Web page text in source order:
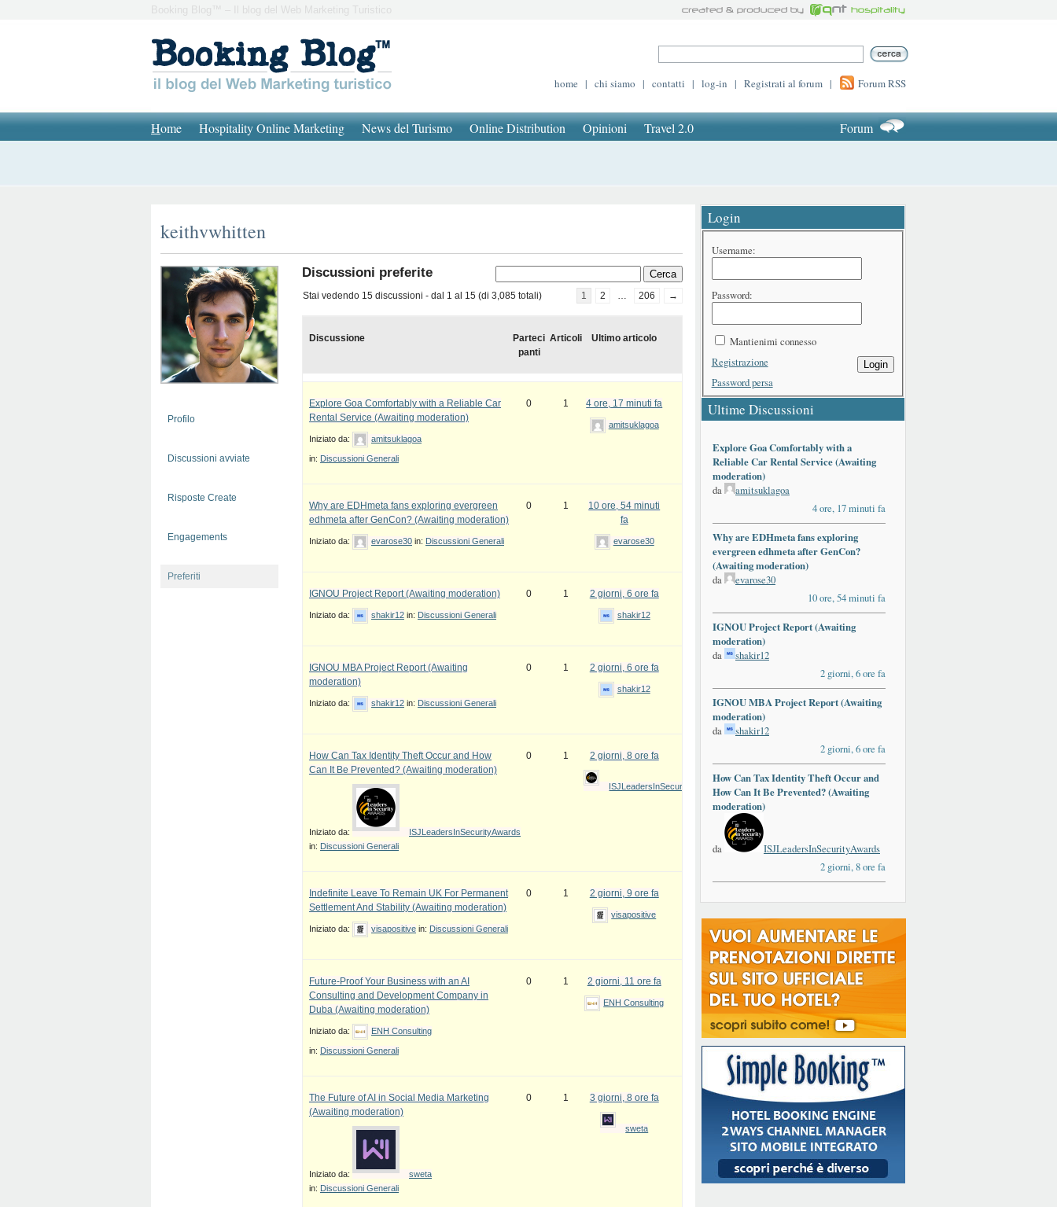
Booking Blog™ – Il blog del Web Marketing Turistico
home | chi siamo | contatti | log-in | Registrati al forum | Forum RSS
Home Hospitality Online Marketing News del Turismo Online Distribution Opinioni Travel 2.0 Forum
keithvwhitten
Profilo
Discussioni avviate
Risposte Create
Engagements
Preferiti
Discussioni preferite
Stai vedendo 15 discussioni - dal 1 al 15 (di 3,085 totali) 1 2 … 206 →
Discussione
Parteci
panti
Articoli Ultimo articolo
Explore Goa Comfortably with a Reliable Car
Rental Service (Awaiting moderation)
Iniziato da: amitsuklagoa
in: Discussioni Generali
0 1 4 ore, 17 minuti fa
amitsuklagoa
Why are EDHmeta fans exploring evergreen
edhmeta after GenCon? (Awaiting moderation)
Iniziato da: evarose30 in: Discussioni Generali
0 1
10 ore, 54 minuti
fa
evarose30
IGNOU Project Report (Awaiting moderation)
Iniziato da: shakir12 in: Discussioni Generali
0 1 2 giorni, 6 ore fa
shakir12
IGNOU MBA Project Report (Awaiting
moderation)
Iniziato da: shakir12 in: Discussioni Generali
0 1 2 giorni, 6 ore fa
shakir12
How Can Tax Identity Theft Occur and How
Can It Be Prevented? (Awaiting moderation)
Iniziato da:
ISJLeadersInSecurityAwards
in: Discussioni Generali
0 1 2 giorni, 8 ore fa
ISJLeadersInSecurityAwards
Indefinite Leave To Remain UK For Permanent
Settlement And Stability (Awaiting moderation)
Iniziato da: visapositive in: Discussioni Generali
0 1 2 giorni, 9 ore fa
visapositive
Future-Proof Your Business with an AI
Consulting and Development Company in
Duba (Awaiting moderation)
Iniziato da: ENH Consulting
in: Discussioni Generali
0 1 2 giorni, 11 ore fa
ENH Consulting
The Future of AI in Social Media Marketing
(Awaiting moderation)
Iniziato da:
sweta
in: Discussioni Generali
0 1 3 giorni, 8 ore fa
sweta
Login
Username:
Password:
Mantienimi connesso
Login
Registrazione
Password persa
Ultime Discussioni
Explore Goa Comfortably with a
Reliable Car Rental Service (Awaiting
moderation)
da
amitsuklagoa
4 ore, 17 minuti fa
Why are EDHmeta fans exploring
evergreen edhmeta after GenCon?
(Awaiting moderation)
da
evarose30
10 ore, 54 minuti fa
IGNOU Project Report (Awaiting
moderation)
da
shakir12
2 giorni, 6 ore fa
IGNOU MBA Project Report (Awaiting
moderation)
da
shakir12
2 giorni, 6 ore fa
How Can Tax Identity Theft Occur and
How Can It Be Prevented? (Awaiting
moderation)
da
ISJLeadersInSecurityAwards
2 giorni, 8 ore fa